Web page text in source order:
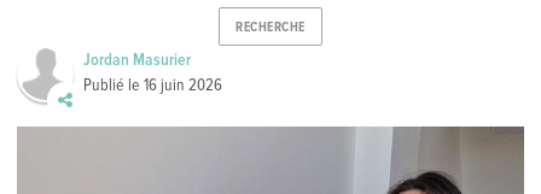
RECHERCHE
Jordan Masurier
Publié le16 juin 2026